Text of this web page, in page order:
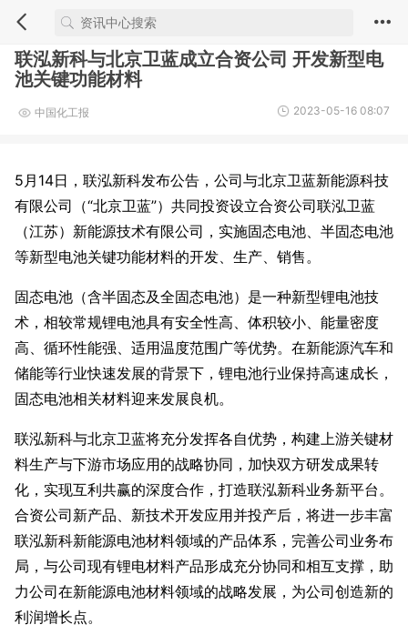
联泓新科与北京卫蓝成立合资公司 开发新型电
池关键功能材料
中国化工报 2023-05-16 08:07
5月14日，联泓新科发布公告，公司与北京卫蓝新能源科技
有限公司（“北京卫蓝”）共同投资设立合资公司联泓卫蓝
（江苏）新能源技术有限公司，实施固态电池、半固态电池
等新型电池关键功能材料的开发、生产、销售。
固态电池（含半固态及全固态电池）是一种新型锂电池技
术，相较常规锂电池具有安全性高、体积较小、能量密度
高、循环性能强、适用温度范围广等优势。在新能源汽车和
储能等行业快速发展的背景下，锂电池行业保持高速成长，
固态电池相关材料迎来发展良机。
联泓新科与北京卫蓝将充分发挥各自优势，构建上游关键材
料生产与下游市场应用的战略协同，加快双方研发成果转
化，实现互利共赢的深度合作，打造联泓新科业务新平台。
合资公司新产品、新技术开发应用并投产后，将进一步丰富
联泓新科新能源电池材料领域的产品体系，完善公司业务布
局，与公司现有锂电材料产品形成充分协同和相互支撑，助
力公司在新能源电池材料领域的战略发展，为公司创造新的
利润增长点。